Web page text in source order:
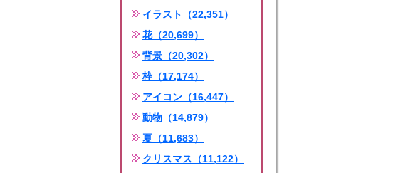
イラスト（22,351）
花（20,699）
背景（20,302）
枠（17,174）
アイコン（16,447）
動物（14,879）
夏（11,683）
クリスマス（11,122）